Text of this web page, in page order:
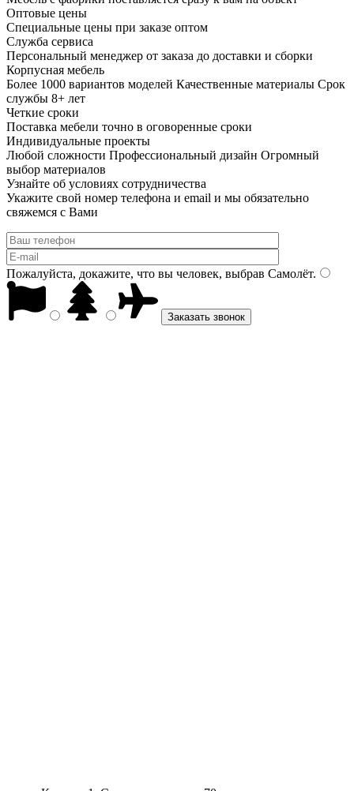
Оптовые цены
Специальные цены при заказе оптом
Служба сервиса
Персональный менеджер от заказа до доставки и сборки
Корпусная мебель
Более 1000 вариантов моделей Качественные материалы Срок
службы 8+ лет
Четкие сроки
Поставка мебели точно в оговоренные сроки
Индивидуальные проекты
Любой сложности Профессиональный дизайн Огромный
выбор материалов
Узнайте об условиях сотрудничества
Укажите свой номер телефона и email и мы обязательно
свяжемся с Вами
Пожалуйста, докажите, что вы человек, выбрав Самолёт.
Заказать звонок